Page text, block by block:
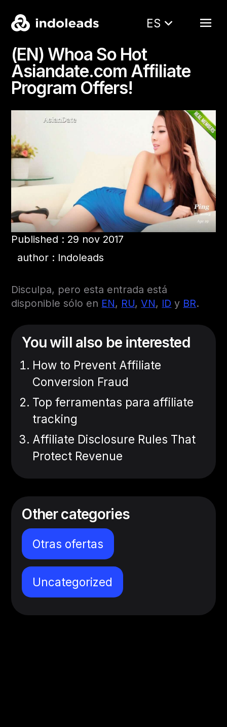
ES
(EN) Whoa So Hot
Asiandate.com Affiliate
Program Offers!
Published : 29 nov 2017
author : Indoleads
Disculpa, pero esta entrada está
disponible sólo en EN, RU,VN, ID y BR.
You will also be interested
How to Prevent Affiliate
Conversion Fraud
Top ferramentas para affiliate
tracking
Affiliate Disclosure Rules That
Protect Revenue
Other categories
Otras ofertas
Uncategorized